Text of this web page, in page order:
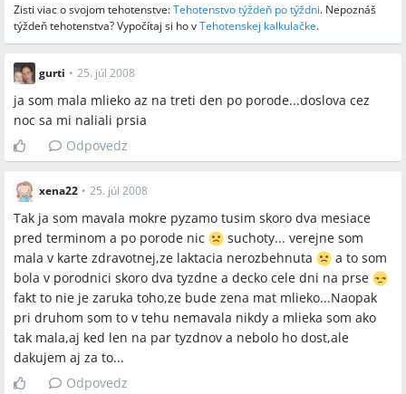
Zisti viac o svojom tehotenstve:Tehotenstvo týždeň po týždni. Nepoznáš
týždeň tehotenstva? Vypočítaj si ho vTehotenskej kalkulačke.
gurti • 25. júl 2008
ja som mala mlieko az na treti den po porode...doslova cez
noc sa mi naliali prsia
Odpovedz
xena22 • 25. júl 2008
Tak ja som mavala mokre pyzamo tusim skoro dva mesiace
pred terminom a po porode nic
suchoty... verejne som
mala v karte zdravotnej,ze laktacia nerozbehnuta
a to som
bola v porodnici skoro dva tyzdne a decko cele dni na prse
fakt to nie je zaruka toho,ze bude zena mat mlieko...Naopak
pri druhom som to v tehu nemavala nikdy a mlieka som ako
tak mala,aj ked len na par tyzdnov a nebolo ho dost,ale
dakujem aj za to...
Odpovedz